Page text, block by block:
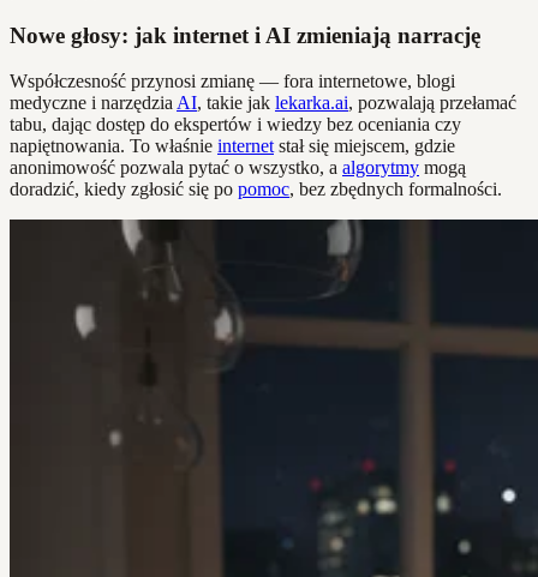
Nowe głosy: jak internet i AI zmieniają narrację
Współczesność przynosi zmianę — fora internetowe, blogi
medyczne i narzędzia AI, takie jak lekarka.ai, pozwalają przełamać
tabu, dając dostęp do ekspertów i wiedzy bez oceniania czy
napiętnowania. To właśnie internet stał się miejscem, gdzie
anonimowość pozwala pytać o wszystko, a algorytmy mogą
doradzić, kiedy zgłosić się po pomoc, bez zbędnych formalności.